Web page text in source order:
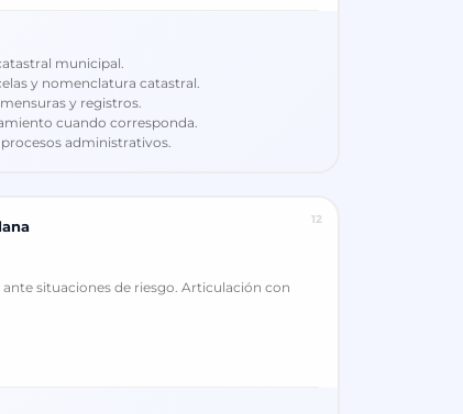
municipal.
y nomenclatura catastral.
y registros.
cuando corresponda.
administrativos.
12
situaciones de riesgo. Articulación con